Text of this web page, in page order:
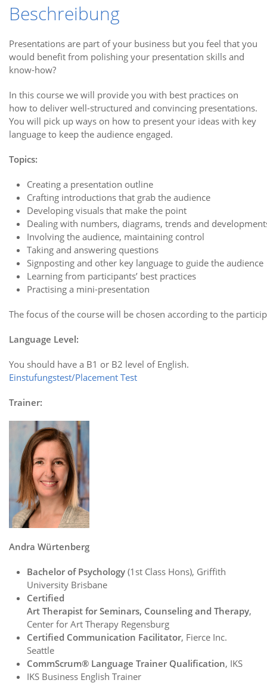
Beschreibung
Presentations are part of your business but you feel that you
would benefit from polishing your presentation skills and
know-how?
In this course we will provide you with best practices on
how to deliver well-structured and convincing presentations.
You will pick up ways on how to present your ideas with key
language to keep the audience engaged.
Topics:
Creating a presentation outline
Crafting introductions that grab the audience
Developing visuals that make the point
Dealing with numbers, diagrams, trends and
Involving the audience, maintaining control
Taking and answering questions
Signposting and other key language to guide the audience
Learning from participants’ best practices
Practising a mini-presentation
The focus of the course will be chosen according to the
Language Level:
You should have a B1 or B2 level of English.
Einstufungstest/Placement Test
Trainer:
Andra Würtenberg
Bachelor of Psychology (1st Class Hons), Griffith
University Brisbane
Certified
Art Therapist for Seminars, Counseling and Therapy,
Center for Art Therapy Regensburg
Certified Communication Facilitator, Fierce Inc.
Seattle
CommScrum® Language Trainer Qualification, IKS
IKS Business English Trainer